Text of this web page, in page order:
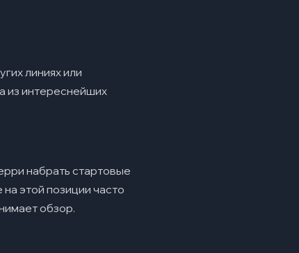
линиях или
из интереснейших
набрать стартовые
этой позиции часто
обзор.